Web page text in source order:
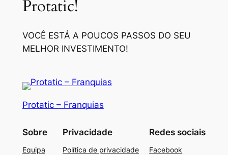
Protatic!
VOCÊ ESTÁ A POUCOS PASSOS DO SEU
MELHOR INVESTIMENTO!
Protatic – Franquias
Sobre
Equipa
Privacidade
Política de privacidade
Redes sociais
Facebook